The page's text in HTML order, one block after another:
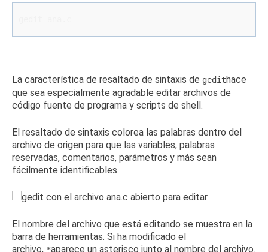
La característica de resaltado de sintaxis de gedithace
que sea especialmente agradable editar archivos de
código fuente de programa y scripts de shell.
El resaltado de sintaxis colorea las palabras dentro del
archivo de origen para que las variables, palabras
reservadas, comentarios, parámetros y más sean
fácilmente identificables.
El nombre del archivo que está editando se muestra en la
barra de herramientas. Si ha modificado el
archivo, *aparece un asterisco junto al nombre del archivo.